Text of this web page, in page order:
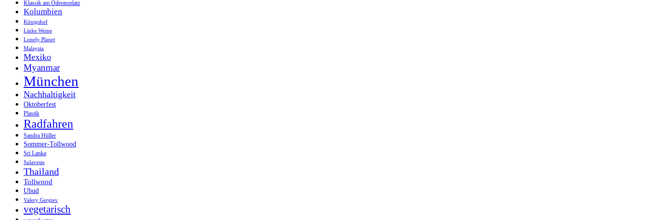
Klassik am Odeonsplatz
Kolumbien
Königshof
Linke Weine
Lonely Planet
Malaysia
Mexiko
Myanmar
München
Nachhaltigkeit
Oktoberfest
Plastik
Radfahren
Sandra Hüller
Sommer-Tollwood
Sri Lanka
Sulavesie
Thailand
Tollwood
Ubud
Valery Gergiev
vegetarisch